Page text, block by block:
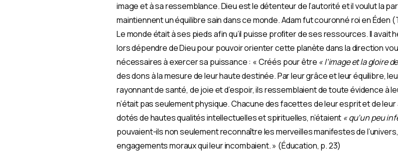
image et à sa ressemblance. Dieu est le détenteur de l’autorité et il voulut la
maintiennent un équilibre sain dans ce monde. Adam fut couronné roi en Éden
Le monde était à ses pieds afin qu’il puisse proﬁter de ses ressources. Il avait
lors dépendre de Dieu pour pouvoir orienter cette planète dans la direction
nécessaires à exercer sa puissance : « Créés pour être « l’image et la gloire
des dons à la mesure de leur haute destinée. Par leur grâce et leur équilibre,
rayonnant de santé, de joie et d’espoir, ils ressemblaient de toute évidence à
n’était pas seulement physique. Chacune des facettes de leur esprit et de leur
dotés de hautes qualités intellectuelles et spirituelles, n’étaient « qu’un peu
pouvaient-ils non seulement reconnaître les merveilles manifestes de
engagements moraux qui leur incombaient. » (Éducation, p. 23)